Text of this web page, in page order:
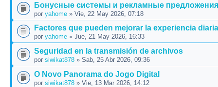
Бонусные системы и рекламные предложения
por yahome » Vie, 22 May 2026, 07:18
Factores que pueden mejorar la experiencia diaria
por yahome » Jue, 21 May 2026, 16:33
Seguridad en la transmisión de archivos
por siwikat878 » Sab, 25 Abr 2026, 09:36
O Novo Panorama do Jogo Digital
por siwikat878 » Vie, 13 Mar 2026, 14:12